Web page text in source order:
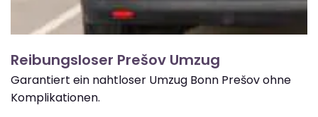
Reibungsloser Prešov Umzug
Garantiert ein nahtloser Umzug Bonn Prešov ohne
Komplikationen.